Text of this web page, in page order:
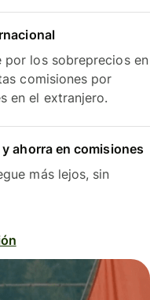
por los sobreprecios en
comisiones por
en el extranjero.
ahorra en comisiones
más lejos, sin